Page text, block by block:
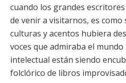
cuando los grandes
de venir a visitarnos, es
culturas y acentos hubiera
voces que admiraba el
intelectual están siendo
folclórico de libros